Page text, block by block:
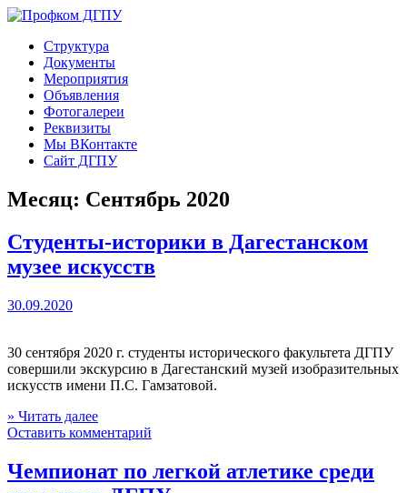
Перейти
содержимому
Профком ДГПУ
Официальный сайт профсоюзной организации
Структура
Документы
Мероприятия
Объявления
Фотогалереи
Реквизиты
Мы ВКонтакте
Сайт ДГПУ
Месяц: Сентябрь 2020
Студенты-историки в Дагестанском
музее искусств
30.09.2020
30 сентября 2020 г. студенты исторического факультета ДГПУ
совершили экскурсию в Дагестанский музей изобразительных
искусств имени П.С. Гамзатовой.
» Читать далее
Оставить комментарий
Чемпионат по легкой атлетике среди